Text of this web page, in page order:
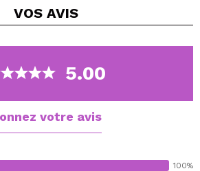
de cuisine, de tabac et de
de la barbe à papa envahir
votre maison et profitez d'une
un cœur de caramel sucré et des
vous ramène à vos souvenirs les
VOS AVIS
5.00
votre avis
100%